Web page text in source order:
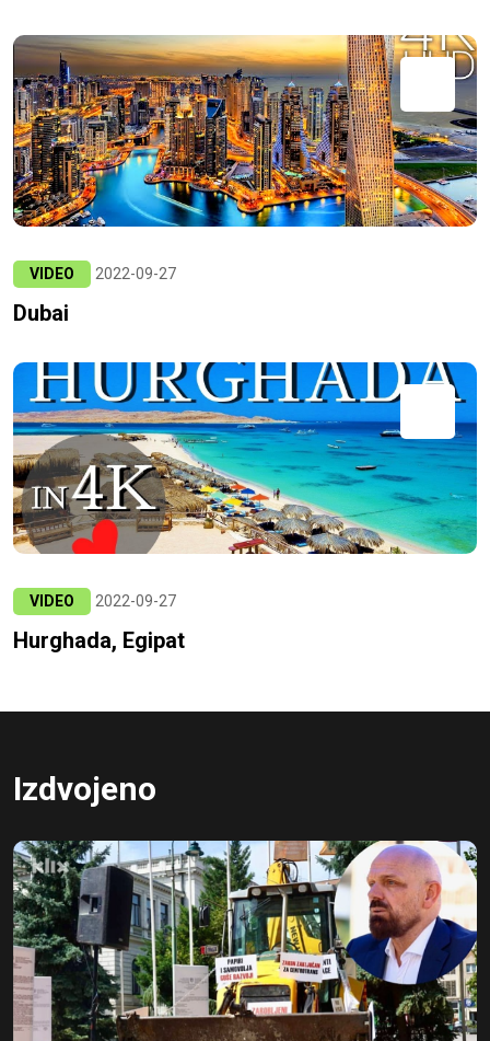
VIDEO 2022-09-27
Dubai
VIDEO 2022-09-27
Hurghada, Egipat
Izdvojeno